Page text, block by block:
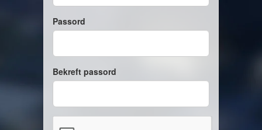
Passord
Bekreft passord